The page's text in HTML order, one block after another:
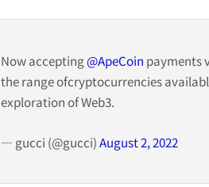
Now accepting@ApeCoin payments
the range ofcryptocurrencies
exploration of Web3.
— gucci (@gucci)August 2, 2022